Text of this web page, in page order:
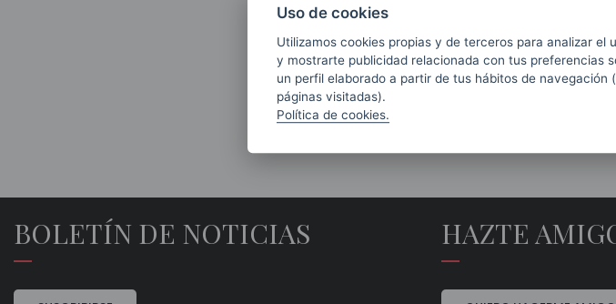
paradisuaren konkista’
Ilunabarra (Sarriegi), ‘Baga,
BOLETÍN DE NOTICIAS HAZTE
Uso de cookies
Utilizamos cookies propias y de terceros para analizar el
y mostrarte publicidad relacionada con tus preferencias
un perfil elaborado a partir de tus hábitos de navegación
páginas visitadas).
Política de cookies.